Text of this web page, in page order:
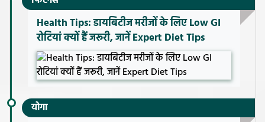
Health Tips: डायबिटीज मरीजों के लिए Low GI
रोटियां क्यों हैं जरूरी, जानें Expert Diet Tips
योगा